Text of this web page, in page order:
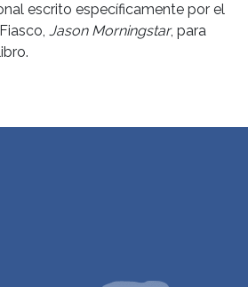
escrito específicamente por el
Jason Morningstar, para